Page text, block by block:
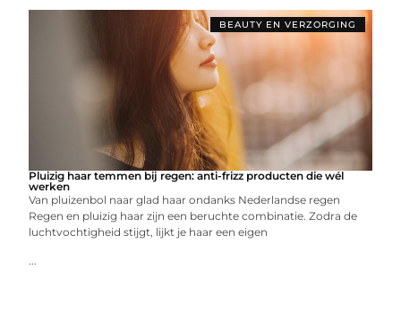
BEAUTY EN VERZORGING
Pluizig haar temmen bij regen: anti-frizz producten die wél
werken
Van pluizenbol naar glad haar ondanks Nederlandse regen
Regen en pluizig haar zijn een beruchte combinatie. Zodra de
luchtvochtigheid stijgt, lijkt je haar een eigen
...